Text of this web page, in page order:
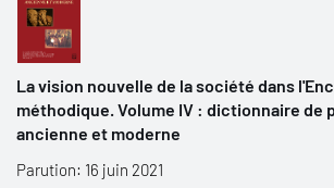
La vision nouvelle de la société dans
méthodique. Volume IV : dictionnaire de
ancienne et moderne
Parution: 16 juin 2021